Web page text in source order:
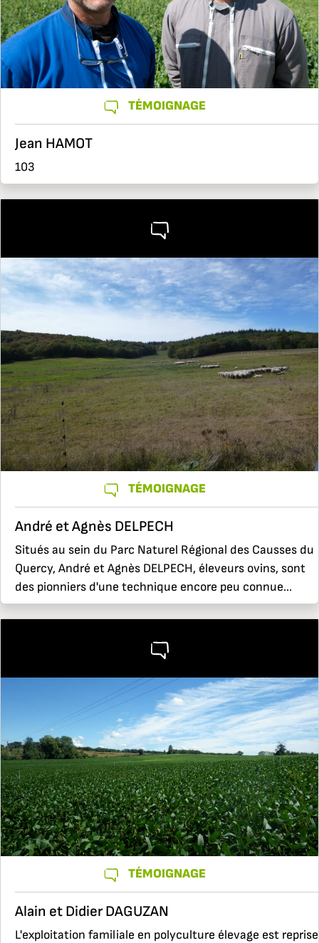
TÉMOIGNAGE
Jean HAMOT
103
TÉMOIGNAGE
André et Agnès DELPECH
Situés au sein du Parc Naturel Régional des Causses du
Quercy, André et Agnès DELPECH, éleveurs ovins, sont
des pionniers d'une technique encore peu connue...
TÉMOIGNAGE
Alain et Didier DAGUZAN
L'exploitation familiale en polyculture élevage est reprise